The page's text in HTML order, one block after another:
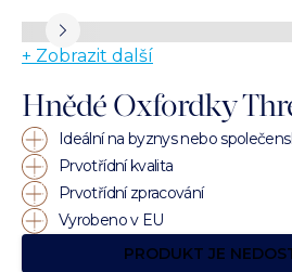
+ Zobrazit další
Hnědé Oxfordky
Ideální na byznys nebo
Prvotřídní kvalita
Prvotřídní zpracování
Vyrobeno v EU
PRODUKT JE